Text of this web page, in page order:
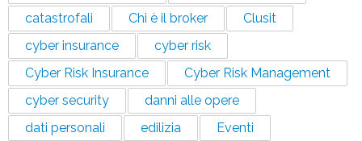
catastrofali
Chi è il broker
Clusit
cyber insurance
cyber risk
Cyber Risk Insurance
Cyber Risk Management
cyber security
danni alle opere
dati personali
edilizia
Eventi